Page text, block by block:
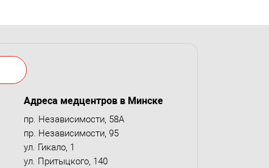
Адреса медцентров в Минске
пр. Независимости, 58А
пр. Независимости, 95
ул. Гикало, 1
ул. Притыцкого, 140